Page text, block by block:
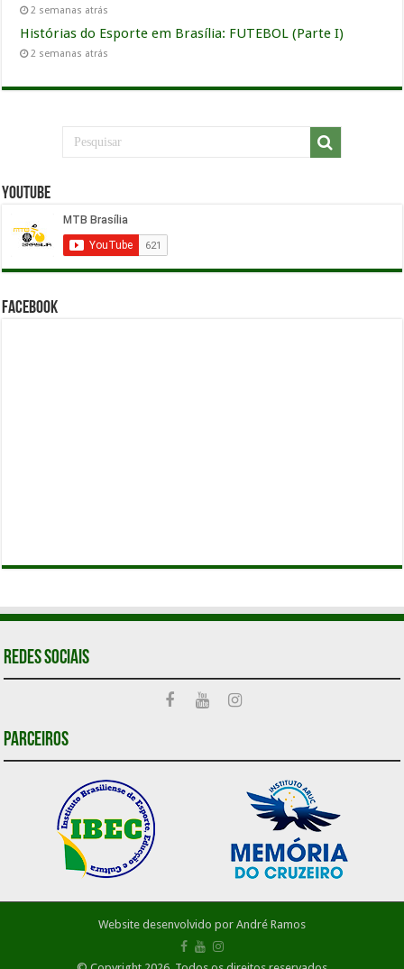
2 semanas atrás
Histórias do Esporte em Brasília: FUTEBOL (Parte I)
2 semanas atrás
YouTube
Facebook
Redes Sociais
Parceiros
Website desenvolvido por André Ramos